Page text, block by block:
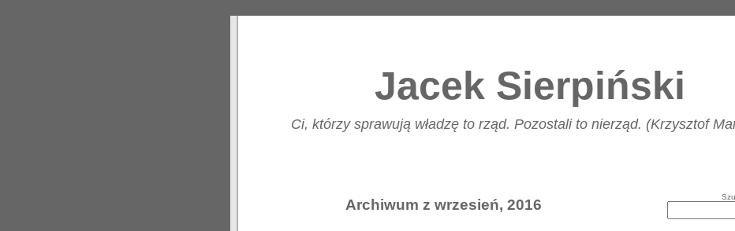
Jacek Sierpiński
Ci, którzy sprawują władzę to rząd. Pozostali to nierząd. (Krzysztof
Archiwum z wrzesień, 2016